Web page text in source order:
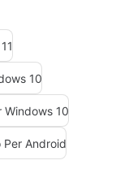
10
Windows 10
Per Android